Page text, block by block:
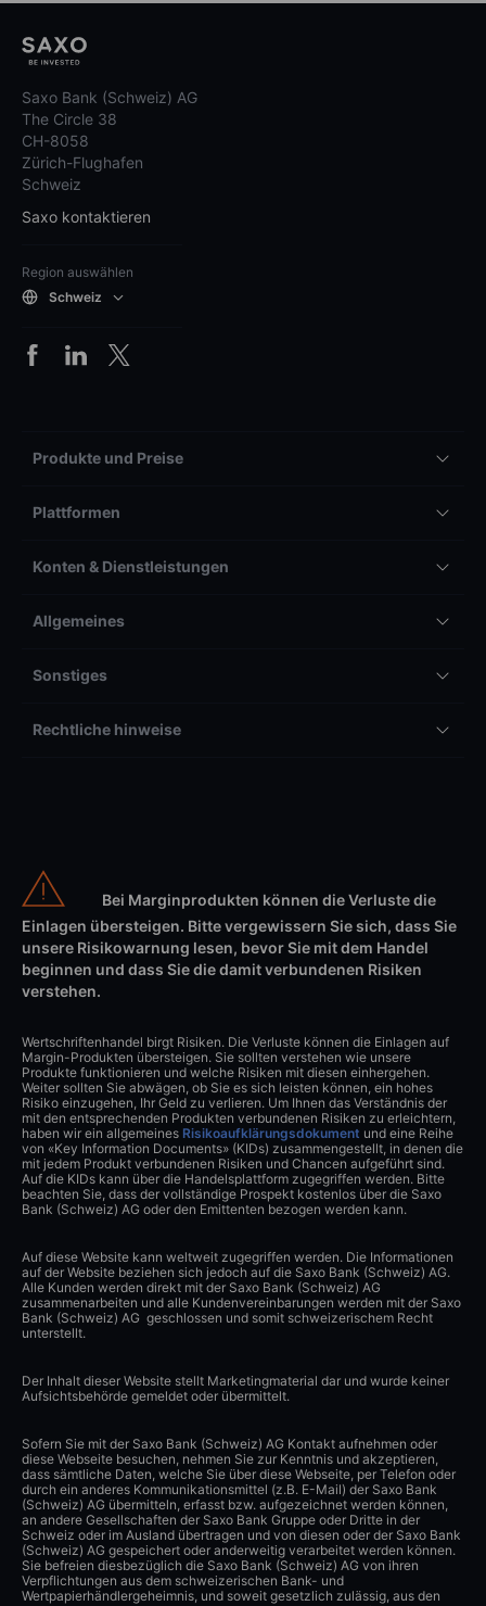
Saxo Bank (Schweiz) AG
The Circle 38
CH-8058
Zürich-Flughafen
Schweiz
Saxo kontaktieren
Region auswählen
Schweiz
Produkte und Preise
Plattformen
Konten & Dienstleistungen
Allgemeines
Sonstiges
Rechtliche hinweise
Bei Marginprodukten können die Verluste die
Einlagen übersteigen. Bitte vergewissern Sie sich, dass Sie
unsere Risikowarnung lesen, bevor Sie mit dem Handel
beginnen und dass Sie die damit verbundenen Risiken
verstehen.
Wertschriftenhandel birgt Risiken. Die Verluste können die Einlagen auf
Margin-Produkten übersteigen. Sie sollten verstehen wie unsere
Produkte funktionieren und welche Risiken mit diesen einhergehen.
Weiter sollten Sie abwägen, ob Sie es sich leisten können, ein hohes
Risiko einzugehen, Ihr Geld zu verlieren. Um Ihnen das Verständnis der
mit den entsprechenden Produkten verbundenen Risiken zu erleichtern,
haben wir ein allgemeines Risikoaufklärungsdokument und eine Reihe
von «Key Information Documents» (KIDs) zusammengestellt, in denen die
mit jedem Produkt verbundenen Risiken und Chancen aufgeführt sind.
Auf die KIDs kann über die Handelsplattform zugegriffen werden. Bitte
beachten Sie, dass der vollständige Prospekt kostenlos über die Saxo
Bank (Schweiz) AG oder den Emittenten bezogen werden kann.
Auf diese Website kann weltweit zugegriffen werden. Die Informationen
auf der Website beziehen sich jedoch auf die Saxo Bank (Schweiz) AG.
Alle Kunden werden direkt mit der Saxo Bank (Schweiz) AG
zusammenarbeiten und alle Kundenvereinbarungen werden mit der Saxo
Bank (Schweiz) AG geschlossen und somit schweizerischem Recht
unterstellt.
Der Inhalt dieser Website stellt Marketingmaterial dar und wurde keiner
Aufsichtsbehörde gemeldet oder übermittelt.
Sofern Sie mit der Saxo Bank (Schweiz) AG Kontakt aufnehmen oder
diese Webseite besuchen, nehmen Sie zur Kenntnis und akzeptieren,
dass sämtliche Daten, welche Sie über diese Webseite, per Telefon oder
durch ein anderes Kommunikationsmittel (z.B. E-Mail) der Saxo Bank
(Schweiz) AG übermitteln, erfasst bzw. aufgezeichnet werden können,
an andere Gesellschaften der Saxo Bank Gruppe oder Dritte in der
Schweiz oder im Ausland übertragen und von diesen oder der Saxo Bank
(Schweiz) AG gespeichert oder anderweitig verarbeitet werden können.
Sie befreien diesbezüglich die Saxo Bank (Schweiz) AG von ihren
Verpflichtungen aus dem schweizerischen Bank- und
Wertpapierhändlergeheimnis, und soweit gesetzlich zulässig, aus den